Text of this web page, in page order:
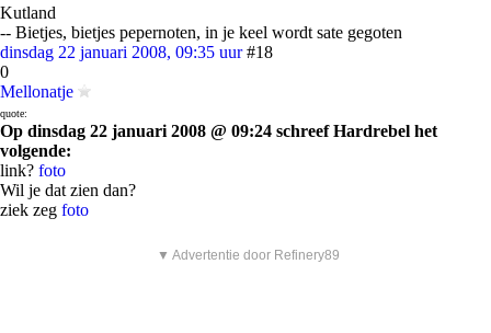
Kutland
-- Bietjes, bietjes pepernoten, in je keel wordt sate gegoten
dinsdag 22 januari 2008, 09:35 uur #18
0
Mellonatje
quote:
Op dinsdag 22 januari 2008 @ 09:24 schreef Hardrebel het
volgende:
link? foto
Wil je dat zien dan?
ziek zeg foto
▼ Advertentie door Refinery89